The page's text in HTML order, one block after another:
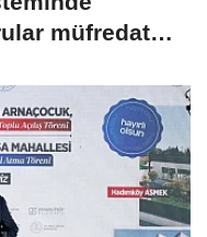
müfredata